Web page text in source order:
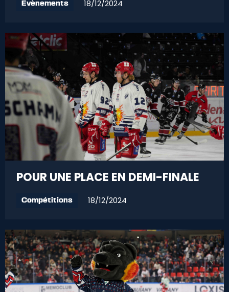
Évènements 18/12/2024
POUR UNE PLACE EN DEMI-FINALE
Compétitions 18/12/2024